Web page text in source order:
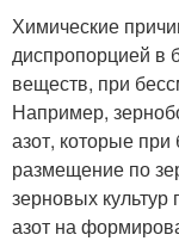
Химические
диспропорцией в
веществ, при
Например,
азот, которые
размещение по
зерновых культур
азот на